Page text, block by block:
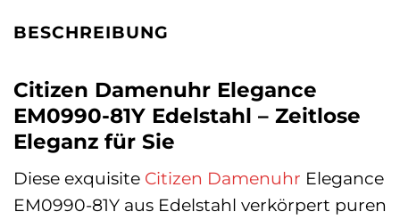
BESCHREIBUNG
Citizen Damenuhr Elegance
EM0990-81Y Edelstahl – Zeitlose
Eleganz für Sie
Diese exquisite Citizen Damenuhr Elegance
EM0990-81Y aus Edelstahl verkörpert puren